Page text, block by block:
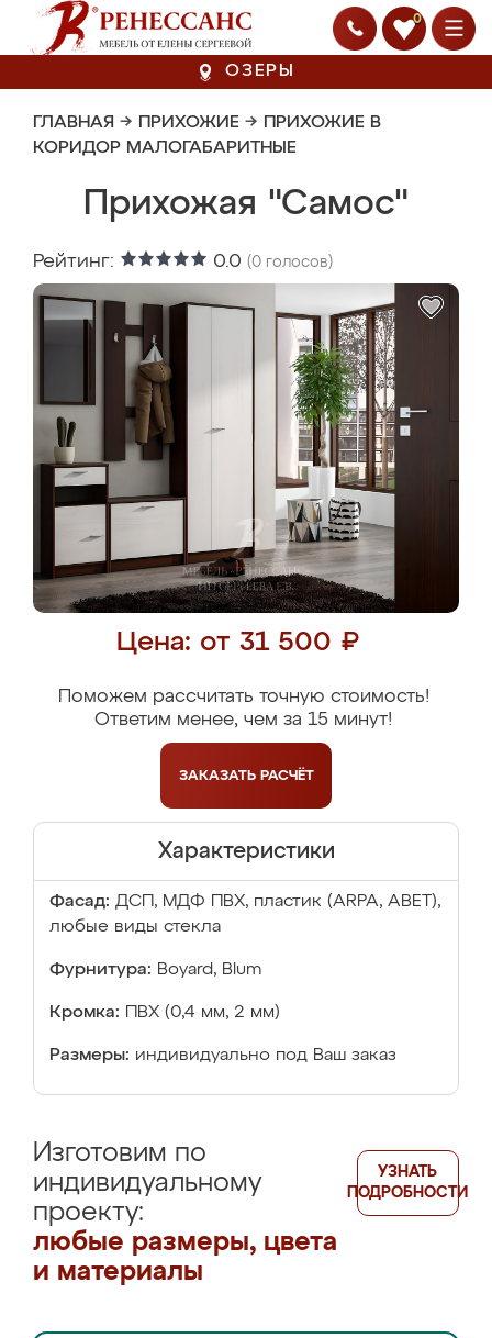
0
ОЗЕРЫ
ГЛАВНАЯ → ПРИХОЖИЕ → ПРИХОЖИЕ В
КОРИДОР МАЛОГАБАРИТНЫЕ
Прихожая "Самос"
Рейтинг: 0.0 (0 голосов)
Цена: от 31 500 ₽
Поможем рассчитать точную стоимость!
Ответим менее, чем за 15 минут!
ЗАКАЗАТЬ РАСЧЁТ
Характеристики
Фасад: ДСП, МДФ ПВХ, пластик (ARPA, ABET),
любые виды стекла
Фурнитура: Boyard, Blum
Кромка: ПВХ (0,4 мм, 2 мм)
Размеры: индивидуально под Ваш заказ
Изготовим по
индивидуальному
проекту:
любые размеры, цвета
и материалы
УЗНАТЬ
ПОДРОБНОСТИ